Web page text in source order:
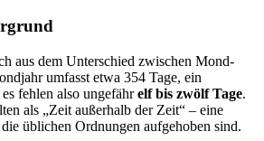
aus dem Unterschied zwischen Mond-
umfasst etwa 354 Tage, ein
fehlen also ungefährelf bis zwölf Tage.
als „Zeit außerhalb der Zeit“ – eine
üblichen Ordnungen aufgehoben sind.